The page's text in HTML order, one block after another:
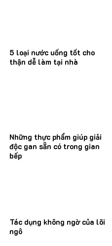
5 loại nước uống tốt cho
thận dễ làm tại nhà
Những thực phẩm giúp giải
độc gan sẵn có trong gian
bếp
Tác dụng không ngờ của lõi
ngô